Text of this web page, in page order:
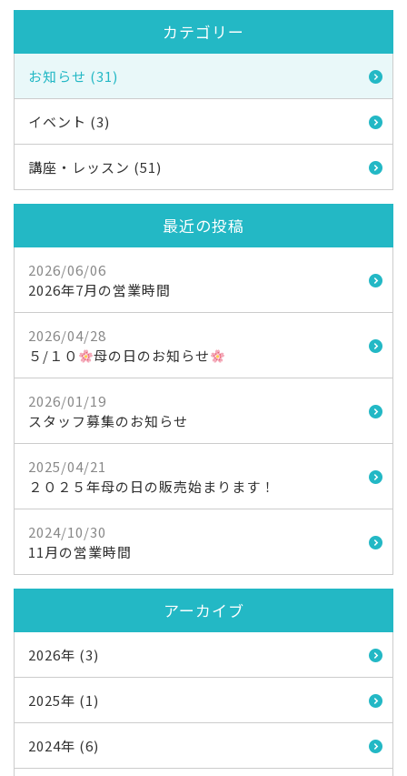
カテゴリー
お知らせ (31)
イベント (3)
講座・レッスン (51)
最近の投稿
2026/06/06
2026年7月の営業時間
2026/04/28
５/１０
母の日のお知らせ
2026/01/19
スタッフ募集のお知らせ
2025/04/21
２０２５年母の日の販売始まります！
2024/10/30
11月の営業時間
アーカイブ
2026年 (3)
2025年 (1)
2024年 (6)